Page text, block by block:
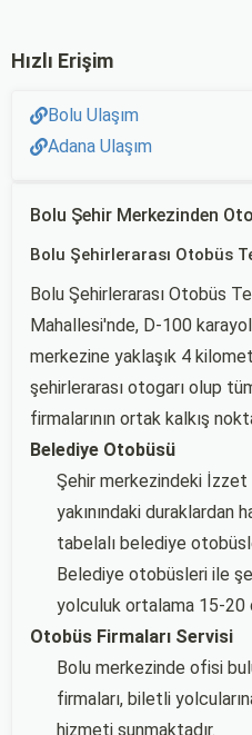
Hızlı Erişim
Bolu Ulaşım
Adana Ulaşım
Bolu Şehir Merkezinden
Bolu Şehirlerarası Otobüs
Bolu Şehirlerarası Otobüs
Mahallesi'nde, D-100
merkezine yaklaşık 4
şehirlerarası otogarı olup
firmalarının ortak kalkış
Belediye Otobüsü
Şehir merkezindeki
yakınındaki duraklardan
tabelalı belediye
Belediye otobüsleri ile
yolculuk ortalama 15-20
Otobüs Firmaları Servisi
Bolu merkezinde ofisi
firmaları, biletli
hizmeti sunmaktadır.